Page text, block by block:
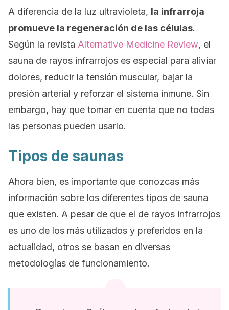
A diferencia de la luz ultravioleta, la infrarroja
promueve la regeneración de las células.
Según la revista Alternative Medicine Review, el
sauna de rayos infrarrojos es especial para aliviar
dolores, reducir la tensión muscular, bajar la
presión arterial y reforzar el sistema inmune. Sin
embargo, hay que tomar en cuenta que no todas
las personas pueden usarlo.
Tipos de saunas
Ahora bien, es importante que conozcas más
información sobre los diferentes tipos de sauna
que existen. A pesar de que el de rayos infrarrojos
es uno de los más utilizados y preferidos en la
actualidad, otros se basan en diversas
metodologías de funcionamiento.